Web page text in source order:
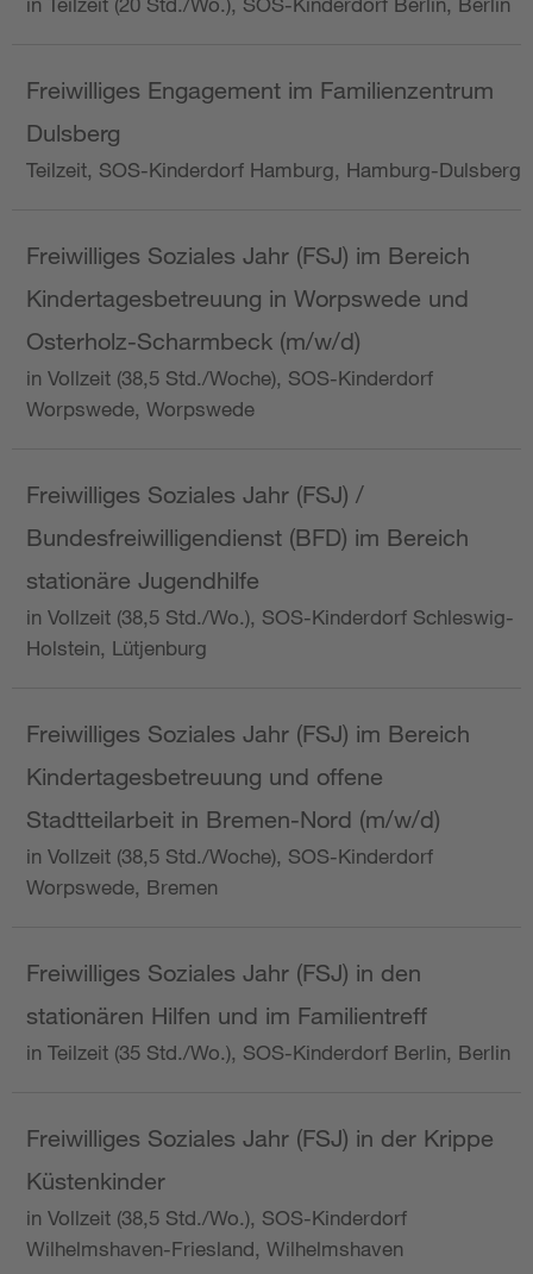
Freiwilliges Engagement im Familienzentrum
Dulsberg
Teilzeit, SOS-Kinderdorf Hamburg, Hamburg-Dulsberg
Freiwilliges Soziales Jahr (FSJ) im Bereich
Kindertagesbetreuung in Worpswede und
Osterholz-Scharmbeck (m/w/d)
in Vollzeit (38,5 Std./Woche), SOS-Kinderdorf
Worpswede, Worpswede
Freiwilliges Soziales Jahr (FSJ) /
Bundesfreiwilligendienst (BFD) im Bereich
stationäre Jugendhilfe
in Vollzeit (38,5 Std./Wo.), SOS-Kinderdorf Schleswig-
Holstein, Lütjenburg
Freiwilliges Soziales Jahr (FSJ) im Bereich
Kindertagesbetreuung und offene
Stadtteilarbeit in Bremen-Nord (m/w/d)
in Vollzeit (38,5 Std./Woche), SOS-Kinderdorf
Worpswede, Bremen
Freiwilliges Soziales Jahr (FSJ) in den
stationären Hilfen und im Familientreff
in Teilzeit (35 Std./Wo.), SOS-Kinderdorf Berlin, Berlin
Freiwilliges Soziales Jahr (FSJ) in der Krippe
Küstenkinder
in Vollzeit (38,5 Std./Wo.), SOS-Kinderdorf
Wilhelmshaven-Friesland, Wilhelmshaven